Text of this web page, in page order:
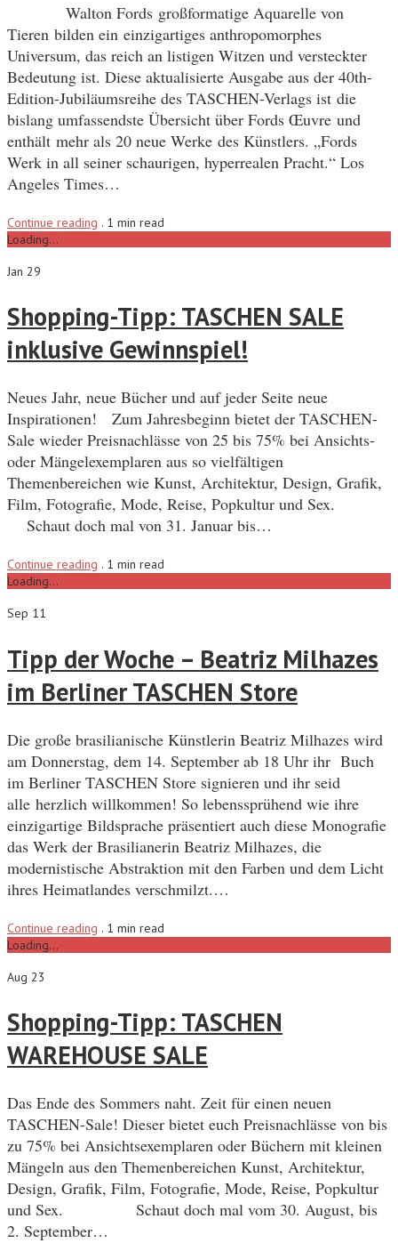
Walton Fords großformatige Aquarelle von
Tieren bilden ein einzigartiges anthropomorphes
Universum, das reich an listigen Witzen und versteckter
Bedeutung ist. Diese aktualisierte Ausgabe aus der 40th-
Edition-Jubiläumsreihe des TASCHEN-Verlags ist die
bislang umfassendste Übersicht über Fords Œuvre und
enthält mehr als 20 neue Werke des Künstlers. „Fords
Werk in all seiner schaurigen, hyperrealen Pracht.“ Los
Angeles Times…
Continue reading . 1 min read
Loading...
Jan 29
Shopping-Tipp: TASCHEN SALE
inklusive Gewinnspiel!
Neues Jahr, neue Bücher und auf jeder Seite neue
Inspirationen! Zum Jahresbeginn bietet der TASCHEN-
Sale wieder Preisnachlässe von 25 bis 75% bei Ansichts-
oder Mängelexemplaren aus so vielfältigen
Themenbereichen wie Kunst, Architektur, Design, Grafik,
Film, Fotografie, Mode, Reise, Popkultur und Sex.
Schaut doch mal von 31. Januar bis…
Continue reading . 1 min read
Loading...
Sep 11
Tipp der Woche – Beatriz Milhazes
im Berliner TASCHEN Store
Die große brasilianische Künstlerin Beatriz Milhazes wird
am Donnerstag, dem 14. September ab 18 Uhr ihr Buch
im Berliner TASCHEN Store signieren und ihr seid
alle herzlich willkommen! So lebenssprühend wie ihre
einzigartige Bildsprache präsentiert auch diese Monografie
das Werk der Brasilianerin Beatriz Milhazes, die
modernistische Abstraktion mit den Farben und dem Licht
ihres Heimatlandes verschmilzt.…
Continue reading . 1 min read
Loading...
Aug 23
Shopping-Tipp: TASCHEN
WAREHOUSE SALE
Das Ende des Sommers naht. Zeit für einen neuen
TASCHEN-Sale! Dieser bietet euch Preisnachlässe von bis
zu 75% bei Ansichtsexemplaren oder Büchern mit kleinen
Mängeln aus den Themenbereichen Kunst, Architektur,
Design, Grafik, Film, Fotografie, Mode, Reise, Popkultur
und Sex. Schaut doch mal vom 30. August, bis
2. September…